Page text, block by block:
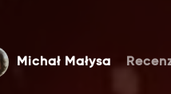
Michał Małysa